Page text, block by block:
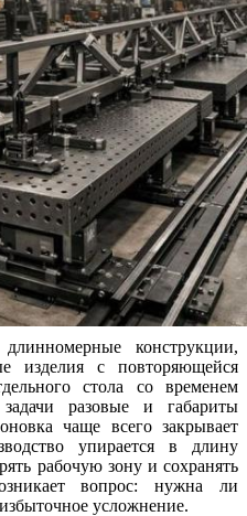
конструкции,
изделия с повторяющейся
стола со временем
разовые и габариты
чаще всего закрывает
упирается в длину
рабочую зону и сохранять
вопрос: нужна ли
усложнение.